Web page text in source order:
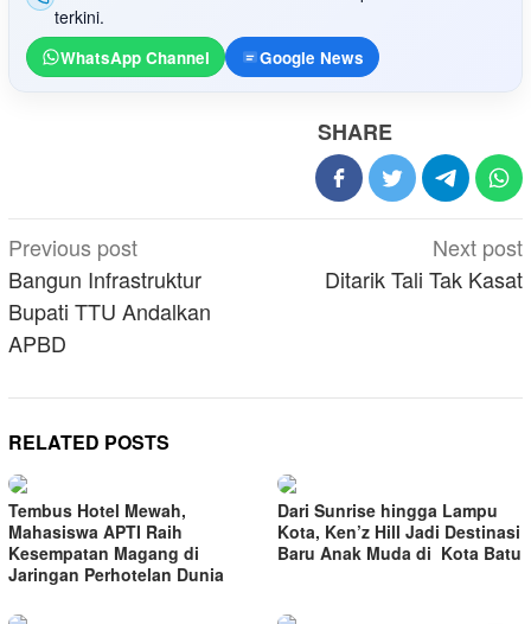
terkini.
WhatsApp Channel Google News
SHARE
Post
navigation
Previous post
Bangun Infrastruktur
Bupati TTU Andalkan
APBD
Next post
Ditarik Tali Tak Kasat
RELATED POSTS
Tembus Hotel Mewah,
Mahasiswa APTI Raih
Kesempatan Magang di
Jaringan Perhotelan Dunia
Dari Sunrise hingga Lampu
Kota, Ken’z Hill Jadi Destinasi
Baru Anak Muda di Kota Batu